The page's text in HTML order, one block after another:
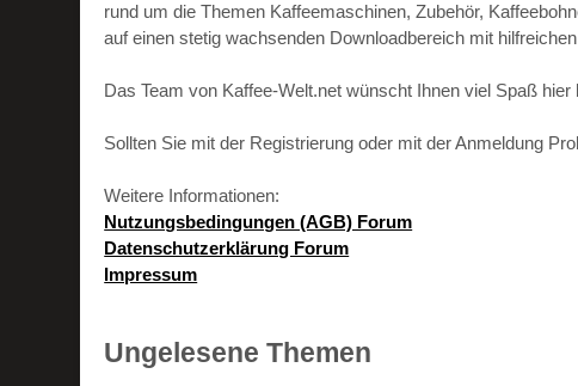
rund um die Themen Kaffeemaschinen, Zubehör,
auf einen stetig wachsenden Downloadbereich mit
Das Team von Kaffee-Welt.net wünscht Ihnen viel Spaß hier
Sollten Sie mit der Registrierung oder mit der Anmeldung
Weitere Informationen:
Nutzungsbedingungen (AGB) Forum
Datenschutzerklärung Forum
Impressum
Ungelesene Themen